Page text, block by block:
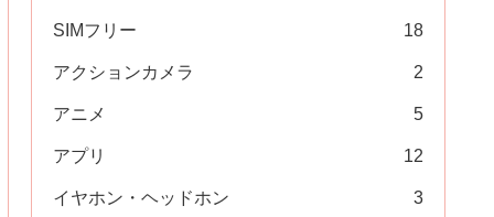
SIMフリー 18
アクションカメラ 2
アニメ 5
アプリ 12
イヤホン・ヘッドホン 3